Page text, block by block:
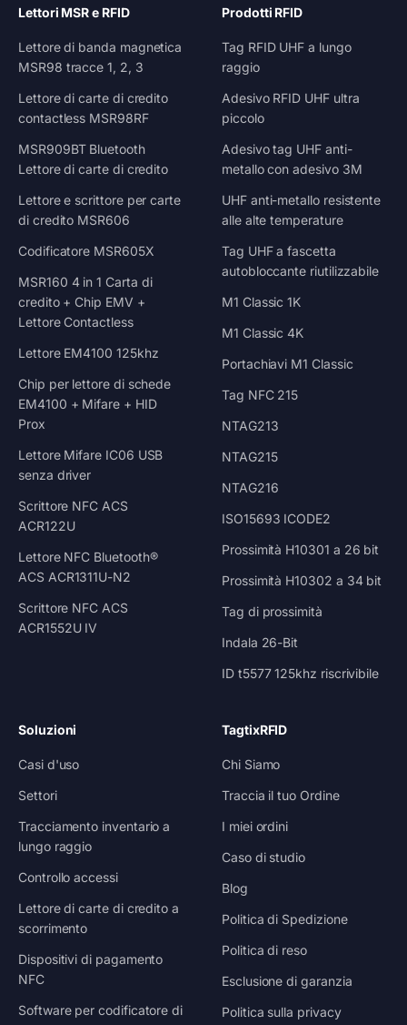
Lettori MSR e RFID
Lettore di banda magnetica
MSR98 tracce 1, 2, 3
Lettore di carte di credito
contactless MSR98RF
MSR909BT Bluetooth
Lettore di carte di credito
Lettore e scrittore per carte
di credito MSR606
Codificatore MSR605X
MSR160 4 in 1 Carta di
credito + Chip EMV +
Lettore Contactless
Lettore EM4100 125khz
Chip per lettore di schede
EM4100 + Mifare + HID
Prox
Lettore Mifare IC06 USB
senza driver
Scrittore NFC ACS
ACR122U
Lettore NFC Bluetooth®
ACS ACR1311U-N2
Scrittore NFC ACS
ACR1552U IV
Prodotti RFID
Tag RFID UHF a lungo
raggio
Adesivo RFID UHF ultra
piccolo
Adesivo tag UHF anti-
metallo con adesivo 3M
UHF anti-metallo resistente
alle alte temperature
Tag UHF a fascetta
autobloccante riutilizzabile
M1 Classic 1K
M1 Classic 4K
Portachiavi M1 Classic
Tag NFC 215
NTAG213
NTAG215
NTAG216
ISO15693 ICODE2
Prossimità H10301 a 26 bit
Prossimità H10302 a 34 bit
Tag di prossimità
Indala 26-Bit
ID t5577 125khz riscrivibile
Soluzioni
Casi d'uso
Settori
Tracciamento inventario a
lungo raggio
Controllo accessi
Lettore di carte di credito a
scorrimento
Dispositivi di pagamento
NFC
Software per codificatore di
TagtixRFID
Chi Siamo
Traccia il tuo Ordine
I miei ordini
Caso di studio
Blog
Politica di Spedizione
Politica di reso
Esclusione di garanzia
Politica sulla privacy